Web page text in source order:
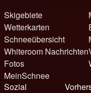
Skigebiete
Wetterkarten
Schneeübersicht
Whiteroom Nachrichten
Fotos
MeinSchnee
Sozial